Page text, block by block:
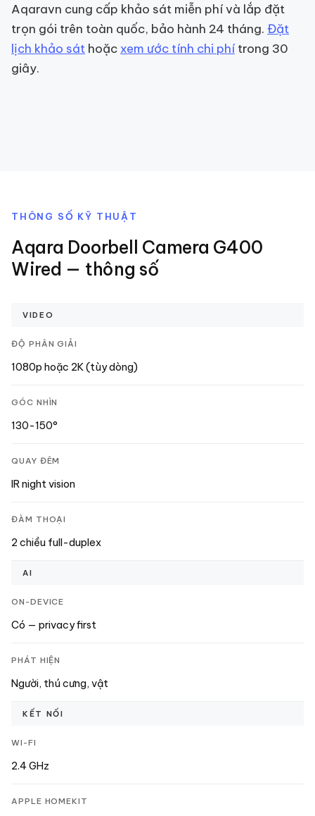
Aqaravn cung cấp khảo sát miễn phí và lắp đặt
trọn gói trên toàn quốc, bảo hành 24 tháng. Đặt
lịch khảo sát hoặc xem ước tính chi phí trong 30
giây.
THÔNG SỐ KỸ THUẬT
Aqara Doorbell Camera G400
Wired — thông số
VIDEO
ĐỘ PHÂN GIẢI
1080p hoặc 2K (tùy dòng)
GÓC NHÌN
130-150°
QUAY ĐÊM
IR night vision
ĐÀM THOẠI
2 chiều full-duplex
AI
ON-DEVICE
Có — privacy first
PHÁT HIỆN
Người, thú cưng, vật
KẾT NỐI
WI-FI
2.4 GHz
APPLE HOMEKIT